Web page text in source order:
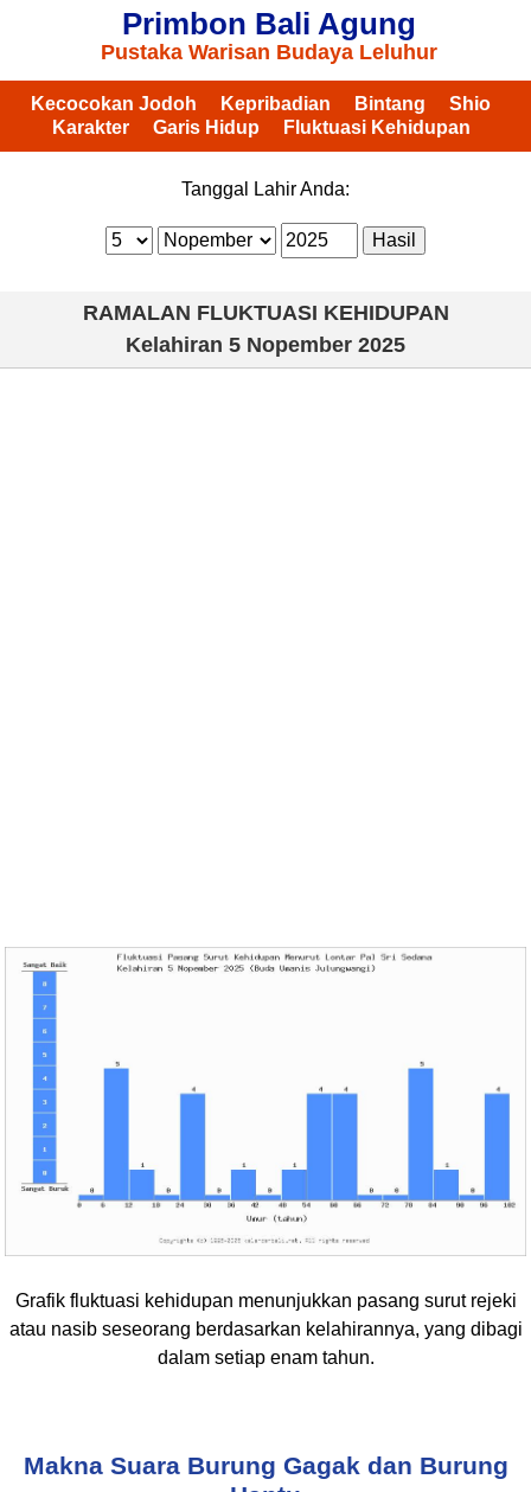
Primbon Bali Agung
Pustaka Warisan Budaya Leluhur
Kecocokan Jodoh Kepribadian Bintang
Shio
Karakter
Garis Hidup Fluktuasi Kehidupan
Tanggal Lahir Anda:
RAMALAN FLUKTUASI KEHIDUPAN
Kelahiran 5 Nopember 2025
Grafik fluktuasi kehidupan menunjukkan pasang surut rejeki
atau nasib seseorang berdasarkan kelahirannya, yang dibagi
dalam setiap enam tahun.
Makna Suara Burung Gagak dan Burung